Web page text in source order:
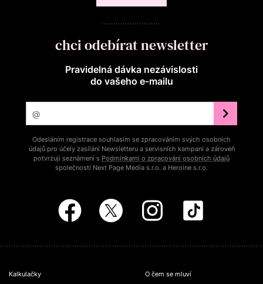
chci odebírat newsletter
Pravidelná dávka nezávislosti
do vašeho e‑mailu
Odesláním registrace souhlasím se zpracováním svých osobních
údajů pro účely zasílání Newsletteru a servisních kampaní a zároveň
potvrzuji seznámení s Podmínkami o zpracování osobních údajů
společností Next Page Media s.r.o. a Heroine s.r.o.
Kalkulačky
O čem se mluví